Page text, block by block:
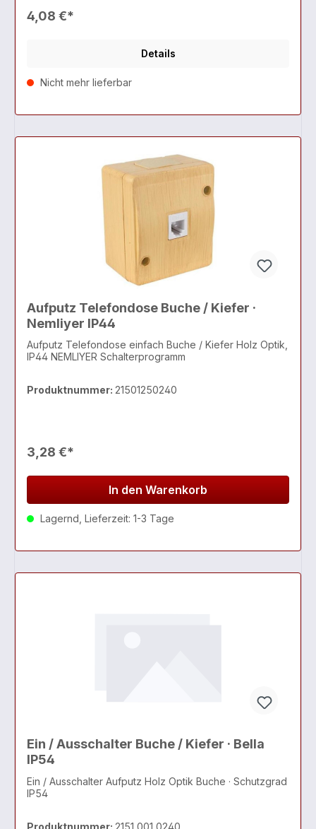
4,08 €*
Details
Nicht mehr lieferbar
Aufputz Telefondose Buche / Kiefer ·
Nemliyer IP44
Aufputz Telefondose einfach Buche / Kiefer Holz Optik,
IP44 NEMLIYER Schalterprogramm
Produktnummer: 21501250240
3,28 €*
In den Warenkorb
Lagernd, Lieferzeit: 1-3 Tage
Ein / Ausschalter Buche / Kiefer · Bella
IP54
Ein / Ausschalter Aufputz Holz Optik Buche · Schutzgrad
IP54